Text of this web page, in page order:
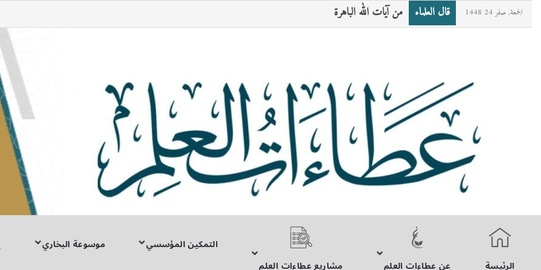
الجمعة, صفر 24 1448 قال العلماء «مَنْ صامَ رمضانَ ثمَّ أَتْبَعَهُ بسِتٍّ من شوال، فكأنما صامَ الدَّهْر»
الرئيسة عن عطاءات العلم مشاريع عطاءات العلم
التمكين المؤسسي موسوعة البخاري